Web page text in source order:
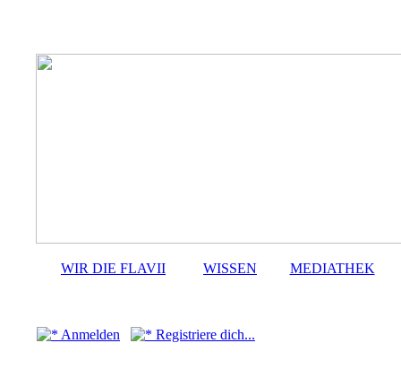
WIR DIE FLAVII WISSEN MEDIATHEK
Anmelden Registriere dich...